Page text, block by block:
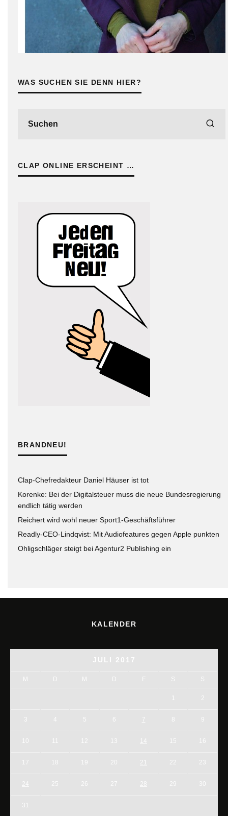
WAS SUCHEN SIE DENN HIER?
CLAP ONLINE ERSCHEINT …
BRANDNEU!
Clap-Chefredakteur Daniel Häuser ist tot
Korenke: Bei der Digitalsteuer muss die neue Bundesregierung
endlich tätig werden
Reichert wird wohl neuer Sport1-Geschäftsführer
Readly-CEO-Lindqvist: Mit Audiofeatures gegen Apple punkten
Ohligschläger steigt bei Agentur2 Publishing ein
KALENDER
JULI 2017
M D M D F S S
1 2
3 5 6 7 8 9
10 11 12 13 14 15 16
17 18 19 20 21 22 23
24 25 26 27 28 29 30
31